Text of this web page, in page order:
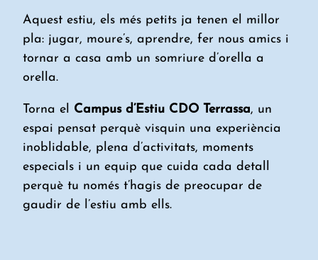
Aquest estiu, els més petits ja tenen el millor
pla: jugar, moure’s, aprendre, fer nous amics i
tornar a casa amb un somriure d’orella a
orella.
Torna el Campus d’Estiu CDO Terrassa, un
espai pensat perquè visquin una experiència
inoblidable, plena d’activitats, moments
especials i un equip que cuida cada detall
perquè tu només t’hagis de preocupar de
gaudir de l’estiu amb ells.